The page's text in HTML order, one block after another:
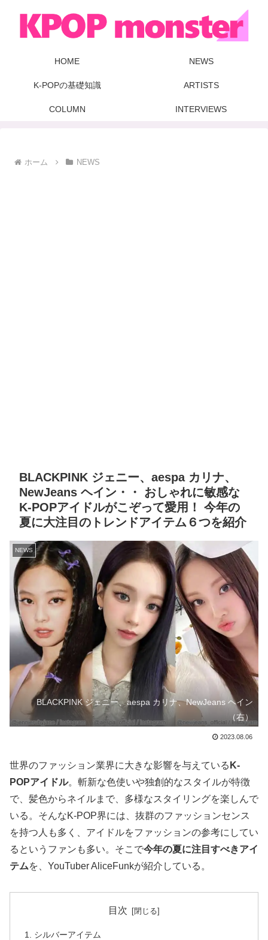
HOME NEWS
K-POPの基礎知識 ARTISTS
COLUMN INTERVIEWS
ホーム NEWS
BLACKPINK ジェニー、aespa カリナ、
NewJeans ヘイン・・ おしゃれに敏感な
K-POPアイドルがこぞって愛用！ 今年の
夏に大注目のトレンドアイテム６つを紹介
NEWS
BLACKPINK ジェニー、aespa カリナ、NewJeans ヘイン
（右）
2023.08.06
世界のファッション業界に大きな影響を与えている K-
POPアイドル。斬新な色使いや独創的なスタイルが特徴
で、髪色からネイルまで、多様なスタイリングを楽しんで
いる。そんなK-POP界には、抜群のファッションセンス
を持つ人も多く、アイドルをファッションの参考にしてい
るというファンも多い。そこで今年の夏に注目すべきアイ
テムを、YouTuber AliceFunkが紹介している。
目次
シルバーアイテム